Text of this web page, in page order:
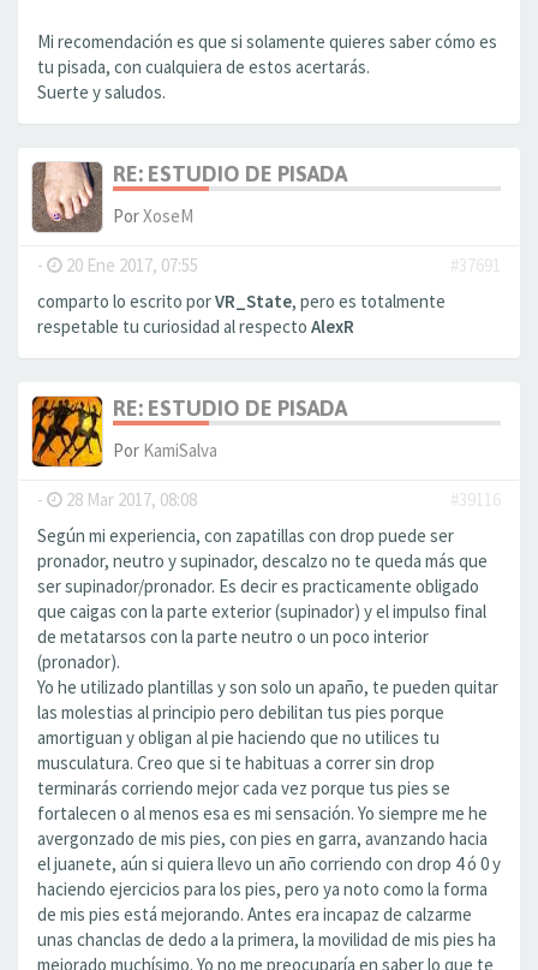
Mi recomendación es que si solamente quieres saber cómo es
tu pisada, con cualquiera de estos acertarás.
Suerte y saludos.
RE: ESTUDIO DE PISADA
PorXoseM
- 20 Ene 2017, 07:55
#37691
comparto lo escrito porVR_State, pero es totalmente
respetable tu curiosidad al respecto AlexR
RE: ESTUDIO DE PISADA
Por KamiSalva
- 28 Mar 2017, 08:08
#39116
Según mi experiencia, con zapatillas con drop puede ser
pronador, neutro y supinador, descalzo no te queda más que
ser supinador/pronador. Es decir es practicamente obligado
que caigas con la parte exterior (supinador) y el impulso final
de metatarsos con la parte neutro o un poco interior
(pronador).
Yo he utilizado plantillas y son solo un apaño, te pueden quitar
las molestias al principio pero debilitan tus pies porque
amortiguan y obligan al pie haciendo que no utilices tu
musculatura. Creo que si te habituas a correr sin drop
terminarás corriendo mejor cada vez porque tus pies se
fortalecen o al menos esa es mi sensación. Yo siempre me he
avergonzado de mis pies, con pies en garra, avanzando hacia
el juanete, aún si quiera llevo un año corriendo con drop 4 ó 0 y
haciendo ejercicios para los pies, pero ya noto como la forma
de mis pies está mejorando. Antes era incapaz de calzarme
unas chanclas de dedo a la primera, la movilidad de mis pies ha
mejorado muchísimo. Yo no me preocuparía en saber lo que te